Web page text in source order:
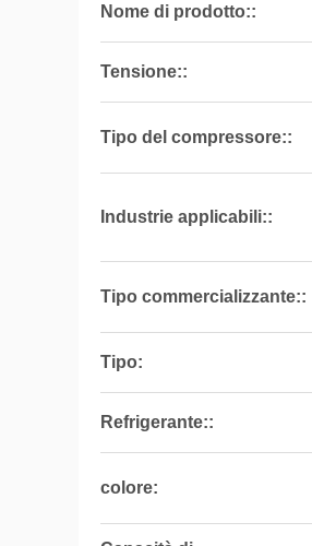
Nome di prodotto::
Tensione::
Tipo del compressore::
Industrie applicabili::
Tipo commercializzante::
Tipo:
Refrigerante::
colore: